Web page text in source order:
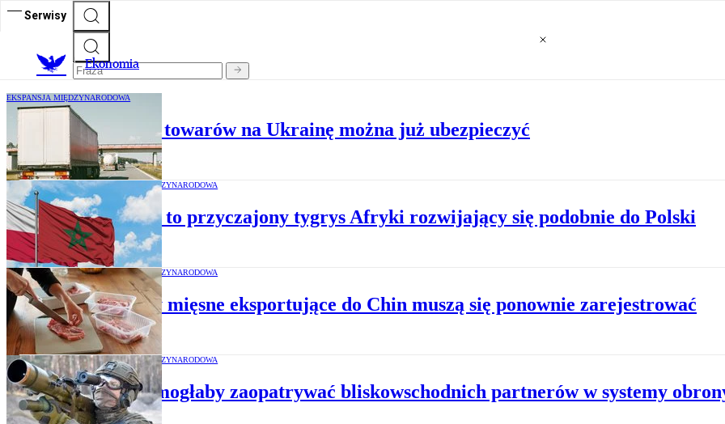
Serwisy
Ekonomia
EKSPANSJA MIĘDZYNARODOWA
Polskie transporty towarów na Ukrainę można już ubezpieczyć
EKSPANSJA MIĘDZYNARODOWA
Maroko to przyczajony tygrys Afryki rozwijający się podobnie do Polski
EKSPANSJA MIĘDZYNARODOWA
Zakłady mięsne eksportujące do Chin muszą się ponownie zarejestrować
EKSPANSJA MIĘDZYNARODOWA
Polska mogłaby zaopatrywać bliskowschodnich partnerów w systemy